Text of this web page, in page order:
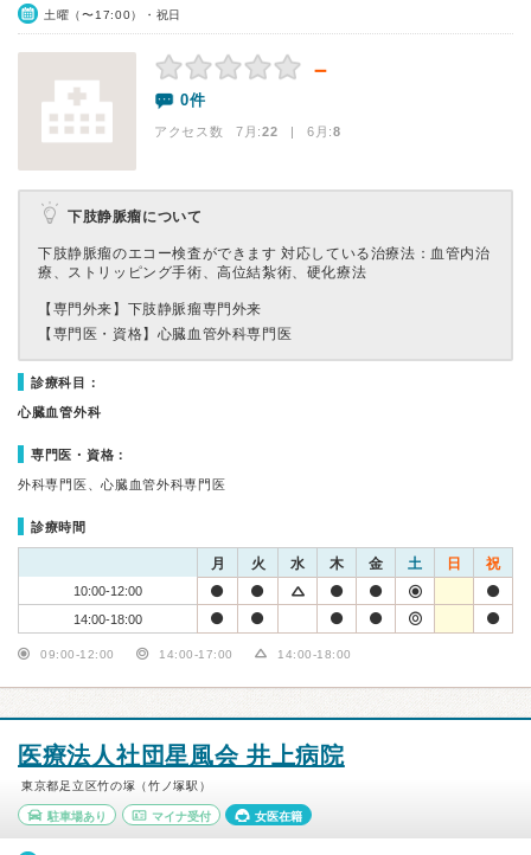
土曜（〜17:00）・祝日
－
0件
アクセス数 7月:22 | 6月:8
下肢静脈瘤について
下肢静脈瘤のエコー検査ができます 対応している治療法：血管内治
療、ストリッピング手術、高位結紮術、硬化療法
【専門外来】 下肢静脈瘤専門外来
【専門医・資格】 心臓血管外科専門医
診療科目：
心臓血管外科
専門医・資格：
外科専門医、心臓血管外科専門医
診療時間
月 火 水 木 金 土 日 祝
10:00-12:00
14:00-18:00
09:00-12:00 14:00-17:00 14:00-18:00
医療法人社団星風会 井上病院
東京都足立区竹の塚（竹ノ塚駅）
駐車場あり マイナ受付 女医在籍